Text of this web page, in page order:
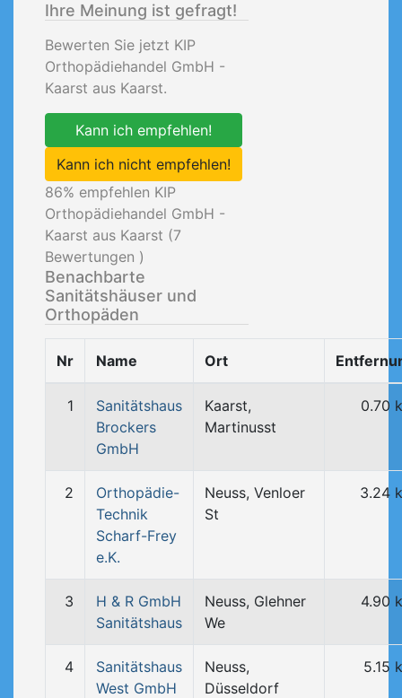
Ihre Meinung ist gefragt!
Bewerten Sie jetzt KIP
Orthopädiehandel GmbH -
Kaarst aus Kaarst.
Kann ich empfehlen!
Kann ich nicht empfehlen!
86% empfehlen KIP
Orthopädiehandel GmbH -
Kaarst aus Kaarst (7
Bewertungen )
Benachbarte
Sanitätshäuser und
Orthopäden
Nr Name Ort
1
Sanitätshaus
Brockers
GmbH
Kaarst,
Martinusst
0.70
2
Orthopädie-
Technik
Scharf-Frey
e.K.
Neuss, Venloer
St
3.24
3
H & R GmbH
Sanitätshaus
Neuss, Glehner
We
4.90
4
Sanitätshaus
West GmbH
Neuss,
Düsseldorf
5.15